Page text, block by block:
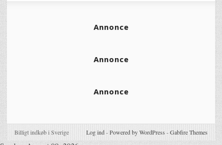
Annonce
Annonce
Annonce
Billigt indkøb i Sverige Log ind-Powered by WordPress -Gabfire Themes